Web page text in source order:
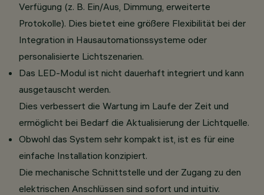
Verfügung (z. B. Ein/Aus, Dimmung, erweiterte
Protokolle). Dies bietet eine größere Flexibilität bei der
Integration in Hausautomationssysteme oder
personalisierte Lichtszenarien.
Das LED-Modul ist nicht dauerhaft integriert und kann
ausgetauscht werden.
Dies verbessert die Wartung im Laufe der Zeit und
ermöglicht bei Bedarf die Aktualisierung der Lichtquelle.
Obwohl das System sehr kompakt ist, ist es für eine
einfache Installation konzipiert.
Die mechanische Schnittstelle und der Zugang zu den
elektrischen Anschlüssen sind sofort und intuitiv.